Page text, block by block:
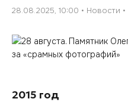
28.08.2025, 10:00 Новости
2015 год